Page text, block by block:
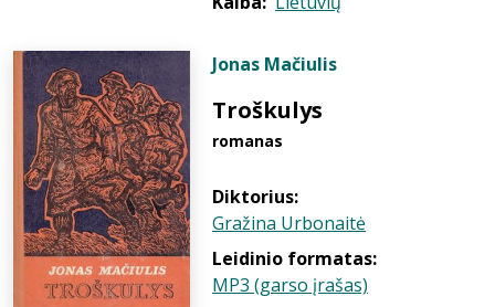
Jonas Mačiulis
Troškulys
romanas
Diktorius:
Gražina Urbonaitė
Leidinio formatas:
MP3 (garso įrašas)